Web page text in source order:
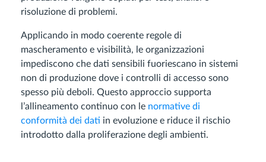
risoluzione di problemi.
Applicando in modo coerente regole di
mascheramento e visibilità, le organizzazioni
impediscono che dati sensibili fuoriescano in sistemi
non di produzione dove i controlli di accesso sono
spesso più deboli. Questo approccio supporta
l’allineamento continuo con le normative di
conformità dei dati in evoluzione e riduce il rischio
introdotto dalla proliferazione degli ambienti.